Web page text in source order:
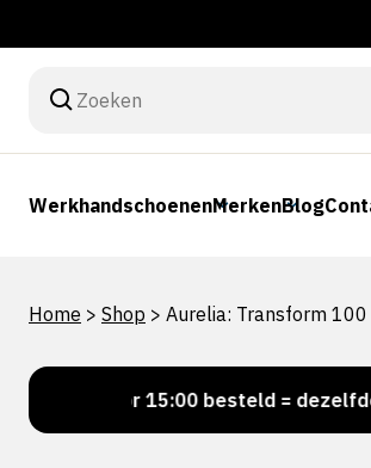
WerkhandschoenenMerkenBlog
Home > Shop > Aurelia: Transform
Voor 15:00 besteld = dezelfde dag